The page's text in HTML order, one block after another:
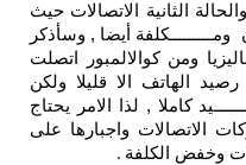
الثانية الاتصالات حيث
أيضا , وسأذكر
ومن كوالالمبور اتصلت
رصيد الهاتف الا قليلا ولكن
كاملا , لذا الامر يحتاج
الاتصالات واجبارها على
وخفض الكلفة .